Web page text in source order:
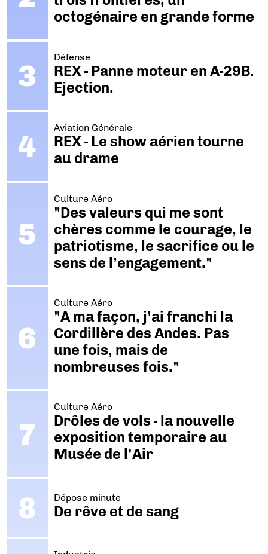
octogénaire en grande forme
Défense
REX - Panne moteur en A-29B.
Ejection.
Aviation Générale
REX - Le show aérien tourne
au drame
Culture Aéro
"Des valeurs qui me sont
chères comme le courage, le
patriotisme, le sacrifice ou le
sens de l’engagement."
Culture Aéro
"A ma façon, j’ai franchi la
Cordillère des Andes. Pas
une fois, mais de
nombreuses fois."
Culture Aéro
Drôles de vols - la nouvelle
exposition temporaire au
Musée de l'Air
Dépose minute
De rêve et de sang